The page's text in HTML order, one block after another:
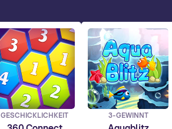
GESCHICKLICHKEIT 3-GEWINNT